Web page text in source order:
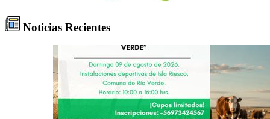
Noticias Recientes